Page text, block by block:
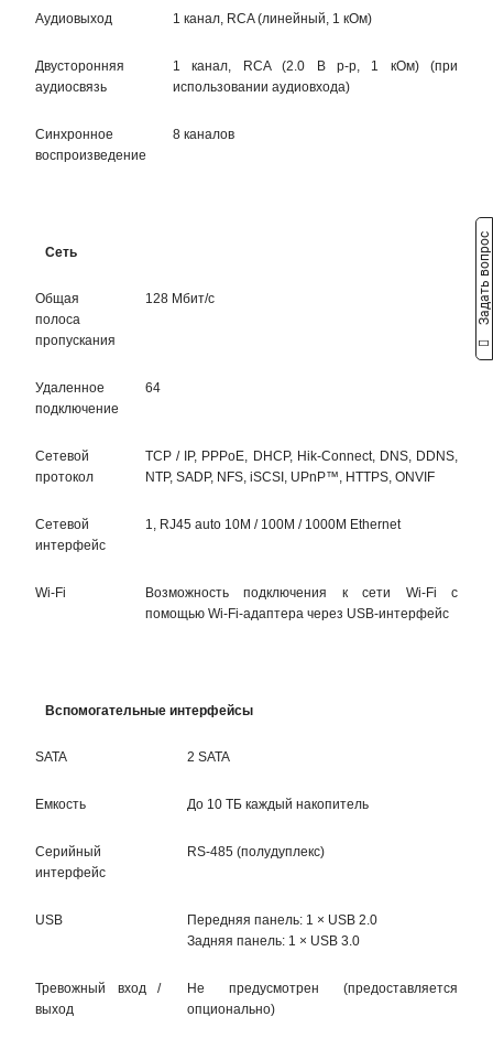
Аудиовыход 1 канал, RCA (линейный, 1 кОм)
Двусторонняя
аудиосвязь
1 канал, RCA (2.0 В p-p, 1 кОм) (при
использовании аудиовхода)
Синхронное
воспроизведение
8 каналов
Сеть
Общая
полоса
пропускания
128 Мбит/с
Удаленное
подключение
64
Сетевой
протокол
TCP / IP, PPPoE, DHCP, Hik-Connect, DNS, DDNS,
NTP, SADP, NFS, iSCSI, UPnP™, HTTPS, ONVIF
Сетевой
интерфейс
1, RJ45 auto 10M / 100M / 1000M Ethernet
Wi-Fi
Возможность подключения к сети Wi-Fi с
помощью Wi-Fi-адаптера через USB-интерфейс
Вспомогательные интерфейсы
SATA 2 SATA
Емкость До 10 ТБ каждый накопитель
Серийный
интерфейс
RS-485 (полудуплекс)
USB
Передняя панель: 1 × USB 2.0
Задняя панель: 1 × USB 3.0
Тревожный вход /
выход
Не предусмотрен (предоставляется
опционально)
Задать вопрос